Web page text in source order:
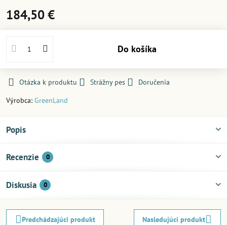
184,50 €
Do košíka
Otázka k produktu Strážny pes
Doručenia
Výrobca: GreenLand
Popis
Recenzie 0
Diskusia 0
Predchádzajúci produkt Nasledujúci produkt